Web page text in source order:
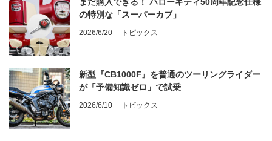
の特別な「スーパーカブ」
2026/6/20 トピックス
新型『CB1000F』を普通のツーリングライダー
が「予備知識ゼロ」で試乗
2026/6/10 トピックス